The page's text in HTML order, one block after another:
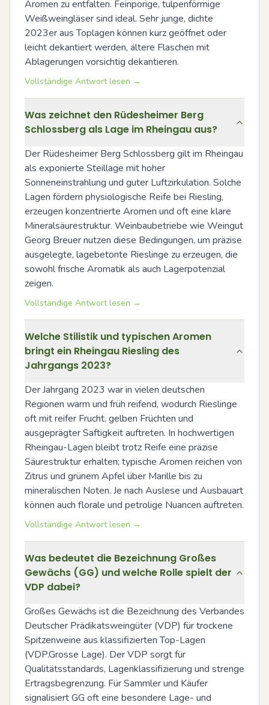
Aromen zu entfalten. Feinporige, tulpenförmige
Weißweingläser sind ideal. Sehr junge, dichte
2023er aus Toplagen können kurz geöffnet oder
leicht dekantiert werden, ältere Flaschen mit
Ablagerungen vorsichtig dekantieren.
Vollständige Antwort lesen →
Was zeichnet den Rüdesheimer Berg
Schlossberg als Lage im Rheingau aus?
Der Rüdesheimer Berg Schlossberg gilt im Rheingau
als exponierte Steillage mit hoher
Sonneneinstrahlung und guter Luftzirkulation. Solche
Lagen fördern physiologische Reife bei Riesling,
erzeugen konzentrierte Aromen und oft eine klare
Mineralsäurestruktur. Weinbaubetriebe wie Weingut
Georg Breuer nutzen diese Bedingungen, um präzise
ausgelegte, lagebetonte Rieslinge zu erzeugen, die
sowohl frische Aromatik als auch Lagerpotenzial
zeigen.
Vollständige Antwort lesen →
Welche Stilistik und typischen Aromen
bringt ein Rheingau Riesling des
Jahrgangs 2023?
Der Jahrgang 2023 war in vielen deutschen
Regionen warm und früh reifend, wodurch Rieslinge
oft mit reifer Frucht, gelben Früchten und
ausgeprägter Saftigkeit auftreten. In hochwertigen
Rheingau-Lagen bleibt trotz Reife eine präzise
Säurestruktur erhalten; typische Aromen reichen von
Zitrus und grünem Apfel über Marille bis zu
mineralischen Noten. Je nach Auslese und Ausbauart
können auch florale und petrolige Nuancen auftreten.
Vollständige Antwort lesen →
Was bedeutet die Bezeichnung Großes
Gewächs (GG) und welche Rolle spielt der
VDP dabei?
Großes Gewächs ist die Bezeichnung des Verbandes
Deutscher Prädikatsweingüter (VDP) für trockene
Spitzenweine aus klassifizierten Top-Lagen
(VDP.Grosse Lage). Der VDP sorgt für
Qualitätsstandards, Lagenklassifizierung und strenge
Ertragsbegrenzung. Für Sammler und Käufer
signalisiert GG oft eine besondere Lage- und